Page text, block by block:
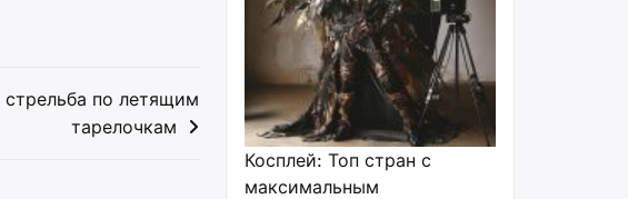
стрельба по летящим
тарелочкам
Косплей: Топ стран с
максимальным